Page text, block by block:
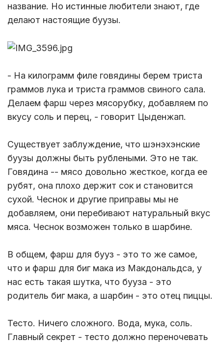
название. Но истинные любители знают, где
делают настоящие буузы.
- На килограмм филе говядины берем триста
граммов лука и триста граммов свиного сала.
Делаем фарш через мясорубку, добавляем по
вкусу соль и перец, - говорит Цыденжап.
Существует заблуждение, что шэнэхэнские
буузы должны быть рублеными. Это не так.
Говядина -- мясо довольно жесткое, когда ее
рубят, она плохо держит сок и становится
сухой. Чеснок и другие приправы мы не
добавляем, они перебивают натуральный вкус
мяса. Чеснок возможен только в шарбине.
В общем, фарш для бууз - это то же самое,
что и фарш для биг мака из Макдональдса, у
нас есть такая шутка, что бууза - это
родитель биг мака, а шарбин - это отец пиццы.
Тесто. Ничего сложного. Вода, мука, соль.
Главный секрет - тесто должно переночевать